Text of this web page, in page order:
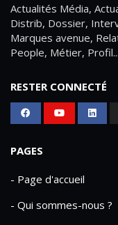
Actualités Média,
Distrib, Dossier,
Marques avenue,
People, Métier, Profil...
RESTER CONNECTÉ
PAGES
- Page d'accueil
- Qui sommes-nous ?